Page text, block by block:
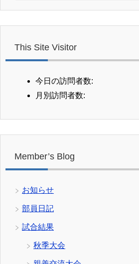
This Site Visitor
今日の訪問者数:
月別訪問者数:
Member’s Blog
お知らせ
部員日記
試合結果
秋季大会